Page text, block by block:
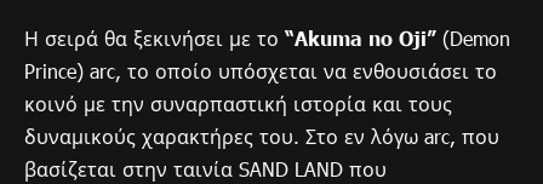
Η σειρά θα ξεκινήσει με το “Akuma no Oji” (Demon
Prince) arc, το οποίο υπόσχεται να ενθουσιάσει το
κοινό με την συναρπαστική ιστορία και τους
δυναμικούς χαρακτήρες του. Στο εν λόγω arc, που
βασίζεται στην ταινία SAND LAND που